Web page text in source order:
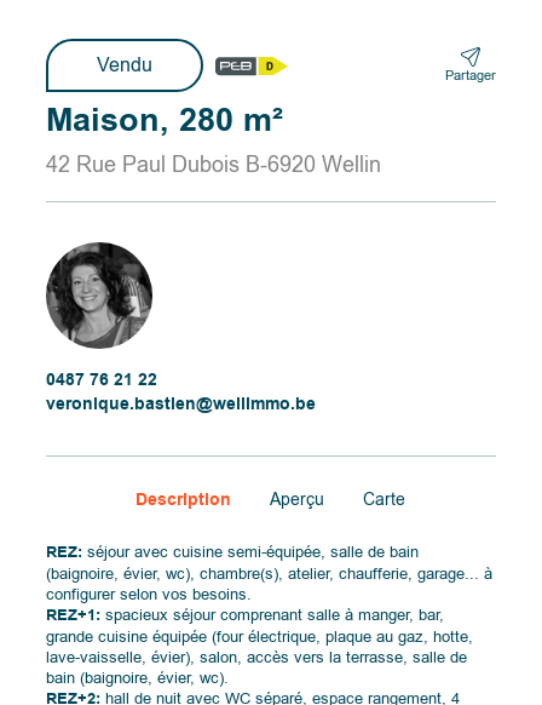
Vendu Partager
Maison, 280 m²
42 Rue Paul Dubois B-6920 Wellin
0487 76 21 22
veronique.bastien@wellimmo.be
Description Aperçu Carte
REZ: séjour avec cuisine semi-équipée, salle de bain
(baignoire, évier, wc), chambre(s), atelier, chaufferie, garage... à
configurer selon vos besoins.
REZ+1: spacieux séjour comprenant salle à manger, bar,
grande cuisine équipée (four électrique, plaque au gaz, hotte,
lave-vaisselle, évier), salon, accès vers la terrasse, salle de
bain (baignoire, évier, wc).
REZ+2: hall de nuit avec WC séparé, espace rangement, 4